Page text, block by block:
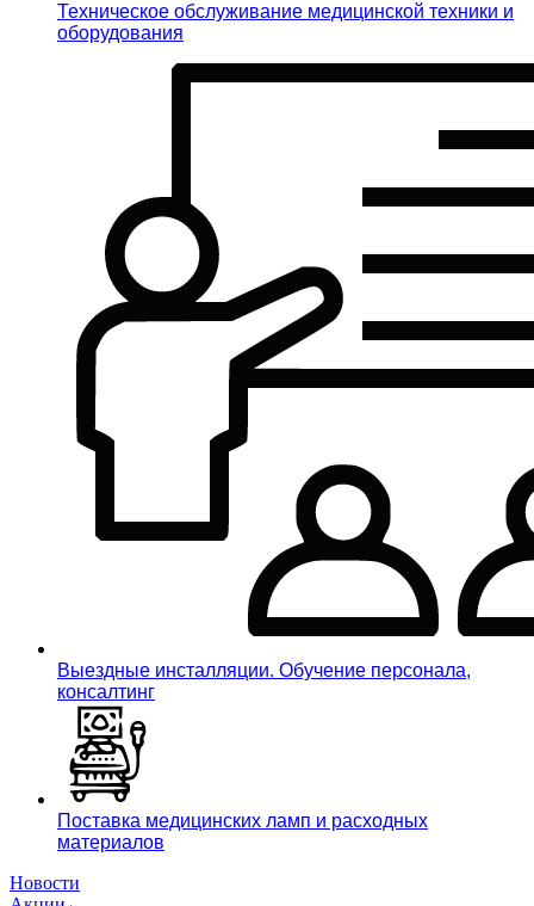
Техническое обслуживание медицинской техники и
оборудования
Выездные инсталляции. Обучение персонала,
консалтинг
Поставка медицинских ламп и расходных
материалов
Новости